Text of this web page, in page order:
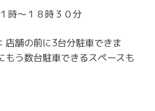
時～１８時３０分
：店舗の前に3台分駐車できま
もう数台駐車できるスペースも